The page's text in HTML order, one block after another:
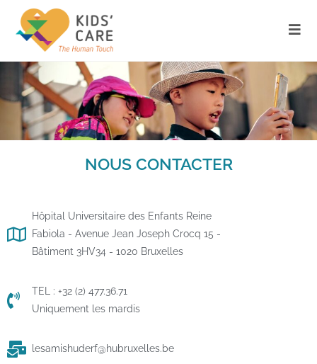
NOUS CONTACTER
Hôpital Universitaire des Enfants Reine
Fabiola - Avenue Jean Joseph Crocq 15 -
Bâtiment 3HV34 - 1020 Bruxelles
TEL : +32 (2) 477.36.71
Uniquement les mardis
lesamishuderf@hubruxelles.be